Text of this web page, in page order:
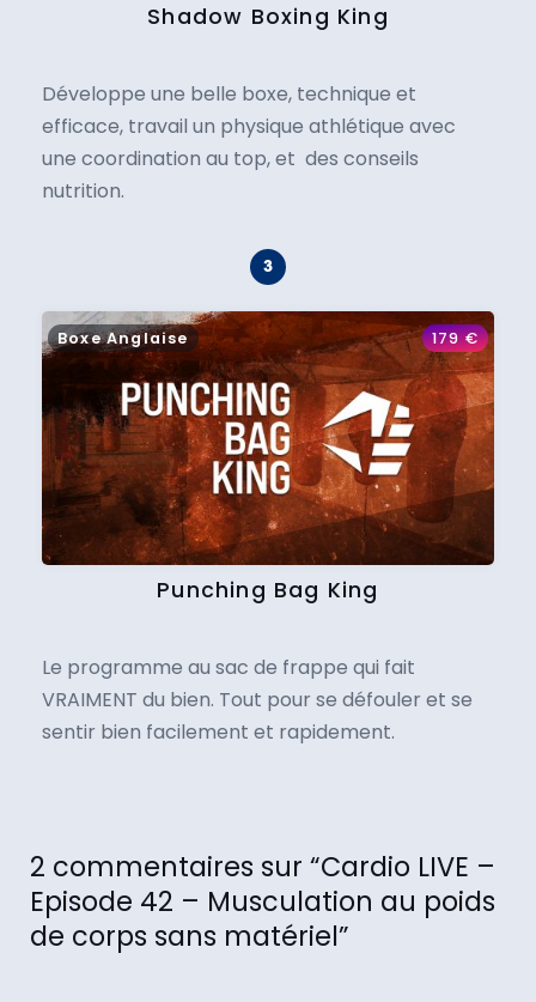
Shadow Boxing King
Développe une belle boxe, technique et
efficace, travail un physique athlétique avec
une coordination au top, et des conseils
nutrition.
Boxe Anglaise 179€
Punching Bag King
Le programme au sac de frappe qui fait
VRAIMENT du bien. Tout pour se défouler et se
sentir bien facilement et rapidement.
2 commentaires sur “Cardio LIVE –
Episode 42 – Musculation au poids
de corps sans matériel”